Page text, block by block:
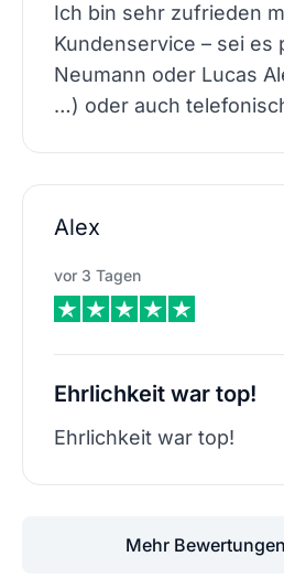
Ich bin sehr zufrieden
Kundenservice – sei es
Neumann oder Lucas
…) oder auch
Alex
vor 3 Tagen
Ehrlichkeit war top!
Ehrlichkeit war top!
Mehr